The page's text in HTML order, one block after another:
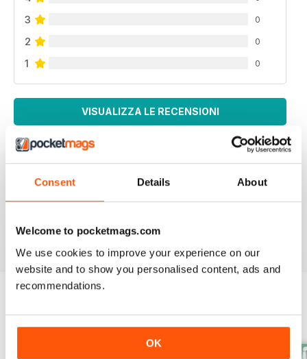
Consent Details About
Welcome to pocketmags.com
We use cookies to improve your experience on our
website and to show you personalised content, ads and
recommendations.
OK
3 0
2 0
1 0
VISUALIZZA LE RECENSIONI
WEED WORLD
EDIZIONI INDIETRO